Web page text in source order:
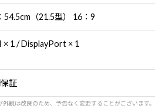
54.5cm（21.5型） 16：9
× 1 / DisplayPort × 1
証